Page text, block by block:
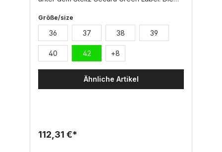
einen hohen Recyclinganteil, das
Obermaterial besteht zu 100% aus
recyceltem Material, ebenso wie das
Futtermaterial und die Hinterkappe, sowie
Schnürsenkel. Die Fußbetteinlage hat einen
Recyclinganteil von 42% und die neue
metallfreie Zehenschutzkappe ECO CAP
besteht zu 33% aus Meeresplastik und ist
zu 100% wiederverwertbar. Eigenschaften
KonstruktionVeganFunktionsfutter aus
nachhaltigem TextilAustauschbare Komfort-
Größe/size
36 37 38 39
40 42 +8
Ähnliche Artikel
112,31 €*